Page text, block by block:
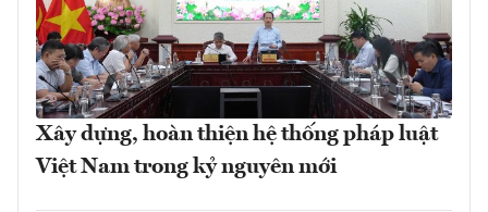
Xây dựng, hoàn thiện hệ thống pháp luật
Việt Nam trong kỷ nguyên mới